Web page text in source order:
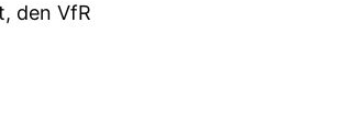
den VfR